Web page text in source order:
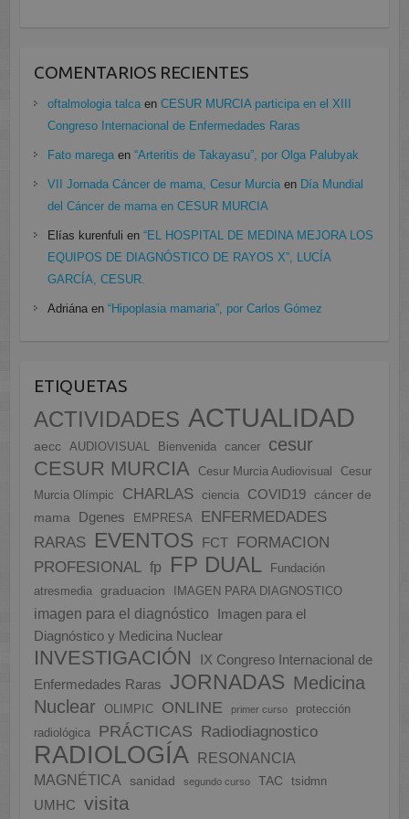
COMENTARIOS RECIENTES
oftalmologia talcaen CESUR MURCIA participa en el XIII
Congreso Internacional de Enfermedades Raras
Fato maregaen “Arteritis de Takayasu”, por Olga Palubyak
VII Jornada Cáncer de mama, Cesur Murciaen Día Mundial
del Cáncer de mama en CESUR MURCIA
Elías kurenfuli en “EL HOSPITAL DE MEDINA MEJORA LOS
EQUIPOS DE DIAGNÓSTICO DE RAYOS X”, LUCÍA
GARCÍA, CESUR.
Adriánaen “Hipoplasia mamaria”, por Carlos Gómez
ETIQUETAS
ACTIVIDADES ACTUALIDAD
aecc AUDIOVISUAL Bienvenida cancer cesur
CESUR MURCIA Cesur Murcia Audiovisual
Cesur
Murcia Olímpic
CHARLAS ciencia COVID19
cáncer de
mama
Dgenes EMPRESA
ENFERMEDADES
RARAS EVENTOS FCT
FORMACION
PROFESIONAL fp FP DUAL
Fundación
atresmedia
graduacion IMAGEN PARA DIAGNOSTICO
imagen para el diagnóstico
Imagen para el
Diagnóstico y Medicina Nuclear
INVESTIGACIÓN
IX Congreso Internacional de
Enfermedades Raras
JORNADAS Medicina
Nuclear
OLIMPIC ONLINE primer curso
protección
radiológica
PRÁCTICAS Radiodiagnostico
RADIOLOGÍA
RESONANCIA
MAGNÉTICA
sanidad segundo curso TAC tsidmn
UMHC visita